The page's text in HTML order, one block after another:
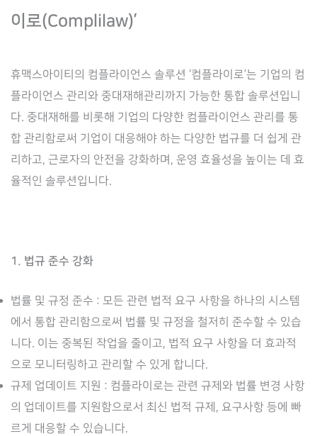
이로(Complilaw)’
휴맥스아이티의 컴플라이언스 솔루션 ‘컴플라이로’는 기업의 컴
플라이언스 관리와 중대재해관리까지 가능한 통합 솔루션입니
다. 중대재해를 비롯해 기업의 다양한 컴플라이언스 관리를 통
합 관리함로써 기업이 대응해야 하는 다양한 법규를 더 쉽게 관
리하고, 근로자의 안전을 강화하며, 운영 효율성을 높이는 데 효
율적인 솔루션입니다.
1. 법규 준수 강화
법률 및 규정 준수 : 모든 관련 법적 요구 사항을 하나의 시스템
에서 통합 관리함으로써 법률 및 규정을 철저히 준수할 수 있습
니다. 이는 중복된 작업을 줄이고, 법적 요구 사항을 더 효과적
으로 모니터링하고 관리할 수 있게 합니다.
규제 업데이트 지원 : 컴플라이로는 관련 규제와 법률 변경 사항
의 업데이트를 지원함으로서 최신 법적 규제, 요구사항 등에 빠
르게 대응할 수 있습니다.